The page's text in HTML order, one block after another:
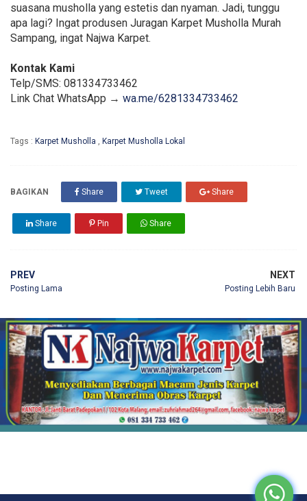
suasana musholla yang estetis dan nyaman. Jadi, tunggu
apa lagi? Ingat produsen Juragan Karpet Musholla Murah
Sampang, ingat Najwa Karpet.
Kontak Kami
Telp/SMS: 081334733462
Link Chat WhatsApp → wa.me/6281334733462
Tags : Karpet Musholla Karpet Musholla Lokal
BAGIKAN Share Tweet Share
Share Pin Share
PREV
Posting Lama
NEXT
Posting Lebih Baru